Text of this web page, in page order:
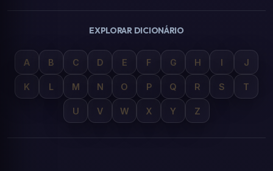
EXPLORAR DICIONÁRIO
A B C D E F G H I J
K L M N O P Q R S T
U V W X Y Z